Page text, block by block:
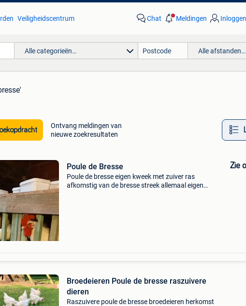
Veiligheidscentrum Chat Meldingen Inloggen
Alle categorieën… Alle afstanden…
Ontvang meldingen van
nieuwe zoekresultaten
Poule de Bresse
Poule de bresse eigen kweek met zuiver ras
afkomstig van de bresse streek allemaal eigen
Zie
Broedeieren Poule de bresse raszuivere
dieren
Raszuivere poule de bresse broedeieren herkomst